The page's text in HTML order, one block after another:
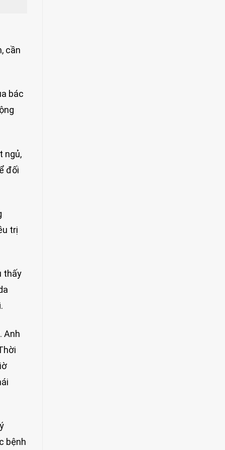
cần
bác
ngủ,
đối
trị
thấy
Anh
bệnh